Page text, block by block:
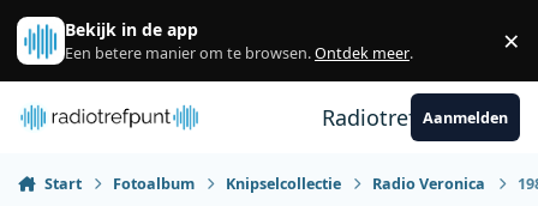
Spring naar bijdragen
Bekijk in de app
Een betere manier om te browsen.Ontdek meer. ×
RadiotrefpuntAanmelden
Start Fotoalbum Knipselcollectie Radio Veronica